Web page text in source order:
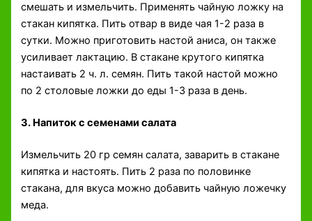
смешать и измельчить. Применять чайную ложку на
стакан кипятка. Пить отвар в виде чая 1-2 раза в
сутки. Можно приготовить настой аниса, он также
усиливает лактацию. В стакане крутого кипятка
настаивать 2 ч. л. семян. Пить такой настой можно
по 2 столовые ложки до еды 1-3 раза в день.
3. Напиток с семенами салата
Измельчить 20 гр семян салата, заварить в стакане
кипятка и настоять. Пить 2 раза по половинке
стакана, для вкуса можно добавить чайную ложечку
меда.